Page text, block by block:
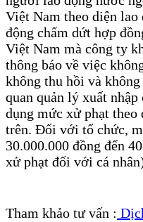
Việt Nam theo diện
động chấm dứt hợp
Việt Nam mà công ty
thông báo về việc
không thu hồi và
quan quản lý xuất
dụng mức xử phạt theo
trên. Đối với tổ chức,
30.000.000 đồng đến
xử phạt đối với cá
Tham khảo tư vấn :